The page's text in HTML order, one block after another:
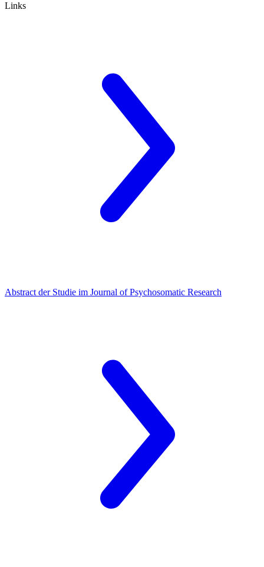
Links
Abstract der Studie im Journal of Psychosomatic Research